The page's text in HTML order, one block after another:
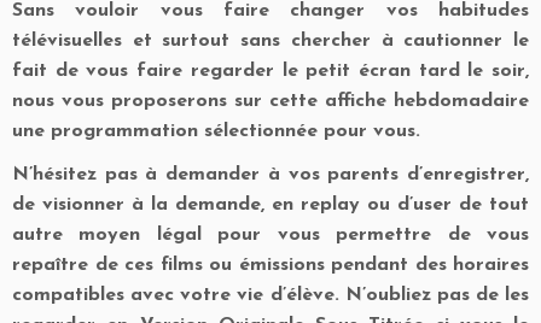
Sans vouloir vous faire changer vos habitudes
télévisuelles et surtout sans chercher à cautionner le
fait de vous faire regarder le petit écran tard le soir,
nous vous proposerons sur cette affiche hebdomadaire
une programmation sélectionnée pour vous.
N’hésitez pas à demander à vos parents d’enregistrer,
de visionner à la demande, en replay ou d’user de tout
autre moyen légal pour vous permettre de vous
repaître de ces films ou émissions pendant des horaires
compatibles avec votre vie d’élève. N’oubliez pas de les